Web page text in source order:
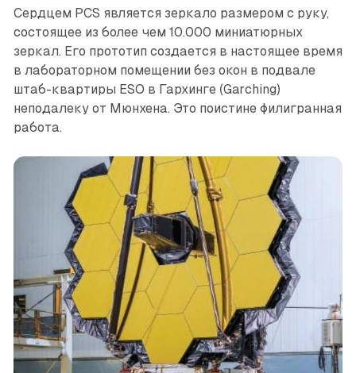
Сердцем PCS является зеркало размером с руку,
состоящее из более чем 10.000 миниатюрных
зеркал. Его прототип создается в настоящее время
в лабораторном помещении без окон в подвале
штаб-квартиры ESO в Гархинге (Garching)
неподалеку от Мюнхена. Это поистине филигранная
работа.